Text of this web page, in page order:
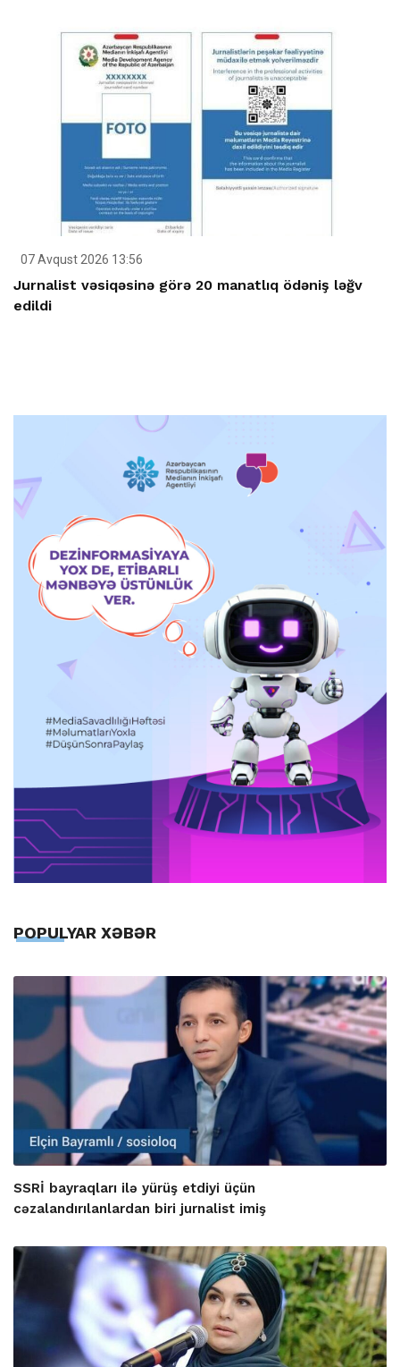
07 Avqust 2026 13:56
Jurnalist vəsiqəsinə görə 20 manatlıq ödəniş ləğv
edildi
POPULYAR XƏBƏR
SSRİ bayraqları ilə yürüş etdiyi üçün
cəzalandırılanlardan biri jurnalist imiş